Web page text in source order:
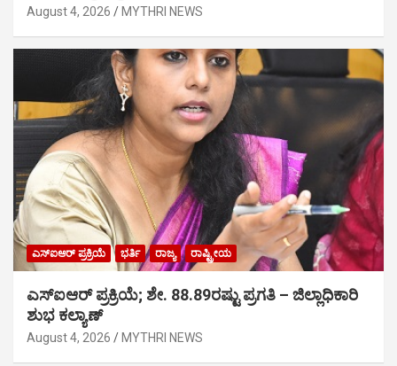
August 4, 2026 MYTHRI NEWS
ಎಸ್‍ಐಆರ್ ಪ್ರಕ್ರಿಯೆ ಭರ್ತಿ ರಾಜ್ಯ ರಾಷ್ಟ್ರೀಯ
ಎಸ್‍ಐಆರ್ ಪ್ರಕ್ರಿಯೆ; ಶೇ. 88.89ರಷ್ಟು ಪ್ರಗತಿ – ಜಿಲ್ಲಾಧಿಕಾರಿ
ಶುಭ ಕಲ್ಯಾಣ್
August 4, 2026 MYTHRI NEWS